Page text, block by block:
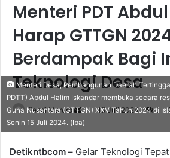
Menteri PDT
Harap GTTGN
Berdampak Bagi
Teknologi Desa
Fendi Marero
Send
an
15 Juli 2024 0
Menteri Desa, Pembangunan Daerah
PDTT) Abdul Halim Iskandar membuka secara
Guna Nusantara (GTTGN) XXV Tahun 2024 di
Senin 15 Juli 2024. (Iba)
Detikntbcom – Gelar Teknologi